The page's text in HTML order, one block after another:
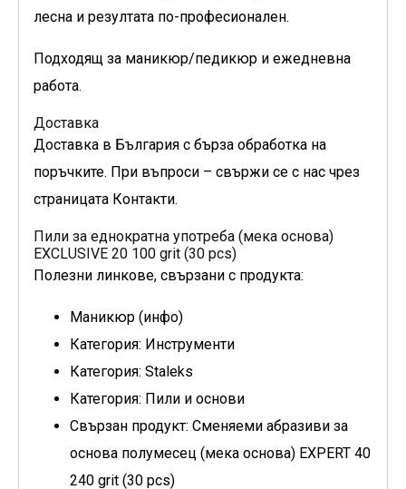
лесна и резултата по-професионален.
Подходящ за маникюр/педикюр и ежедневна
работа.
Доставка
Доставка в България с бърза обработка на
поръчките. При въпроси – свържи се с нас чрез
страницата Контакти.
Пили за еднократна употреба (мека основа)
EXCLUSIVE 20 100 grit (30 pcs)
Полезни линкове, свързани с продукта:
Маникюр (инфо)
Категория: Инструменти
Категория: Staleks
Категория: Пили и основи
Свързан продукт: Сменяеми абразиви за
основа полумесец (мека основа) EXPERT 40
240 grit (30 pcs)